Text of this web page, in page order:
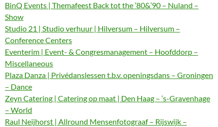
BinQ Events | Themafeest Back tot the ’80&’90 – Nuland –
Show
Studio 21 | Studio verhuur | Hilversum – Hilversum –
Conference Centers
Eventerim | Event- & Congresmanagement – Hoofddorp –
Miscellaneous
Plaza Danza | Privédanslessen t.b.v. openingsdans – Groningen
– Dance
Zeyn Catering | Catering op maat | Den Haag – ‘s-Gravenhage
– World
Raul Neijhorst | Allround Mensenfotograaf – Rijswijk –